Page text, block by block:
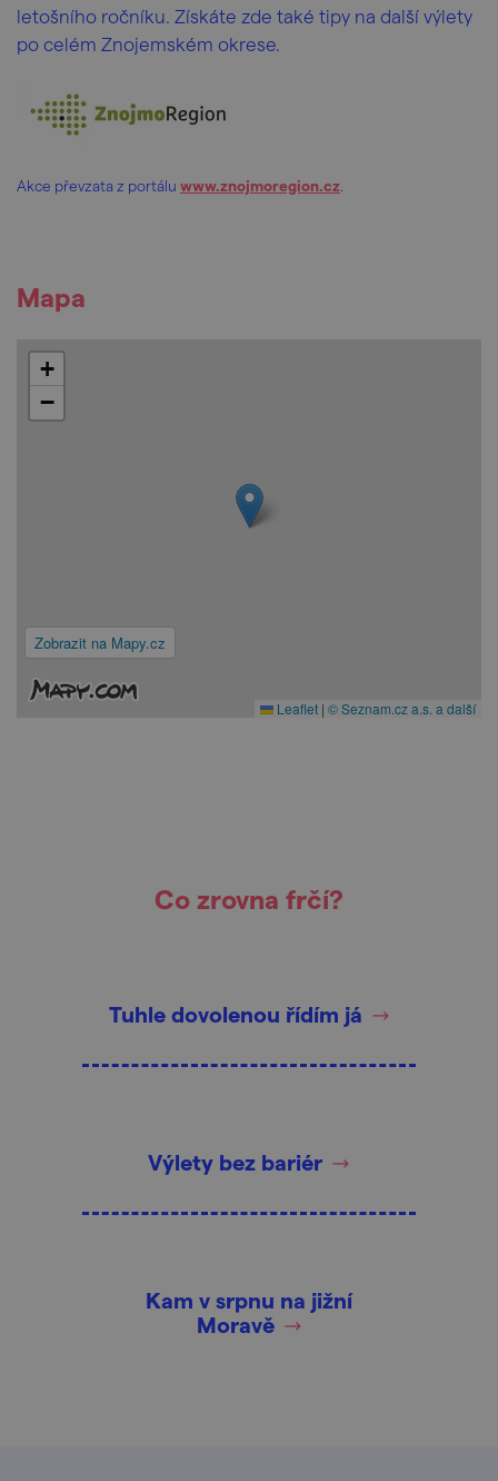
letošního ročníku. Získáte zde také tipy na další výlety
po celém Znojemském okrese.
Akce převzata z portálu www.znojmoregion.cz
Mapa
Zobrazit na Mapy.cz
+
−
Leaflet | © Seznam.cz a.s. a další
Co zrovna frčí?
Tuhle dovolenou řídím já
Výlety bez bariér
Kam v srpnu na jižní
Moravě